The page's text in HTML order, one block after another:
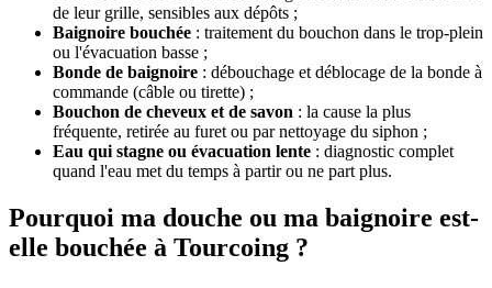
de leur grille, sensibles aux dépôts ;
Baignoire bouchée : traitement du bouchon dans le trop-plein
ou l'évacuation basse ;
Bonde de baignoire : débouchage et déblocage de la bonde à
commande (câble ou tirette) ;
Bouchon de cheveux et de savon : la cause la plus
fréquente, retirée au furet ou par nettoyage du siphon ;
Eau qui stagne ou évacuation lente : diagnostic complet
quand l'eau met du temps à partir ou ne part plus.
Pourquoi ma douche ou ma baignoire est-
elle bouchée à Tourcoing ?